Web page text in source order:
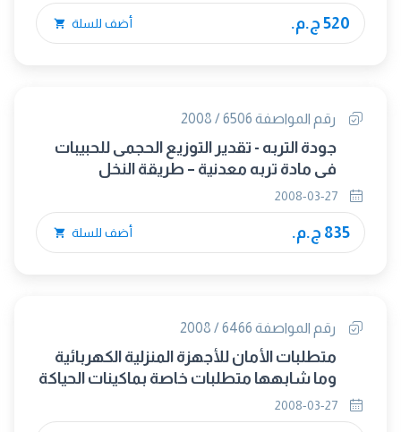
520 ج.م. أضف للسلة
رقم المواصفة 6506 / 2008
جودة التربه - تقدير التوزيع الحجمى للحبيبات
فى مادة تربه معدنية – طريقة النخل
والترسيب
835 ج.م. أضف للسلة
رقم المواصفة 6466 / 2008
متطلبات الأمان للأجهزة المنزلية الكهربائية
وما شابهها متطلبات خاصة بماكينات الحياكة